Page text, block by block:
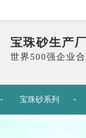
宝珠砂生产
世界500强企业
宝珠砂系列